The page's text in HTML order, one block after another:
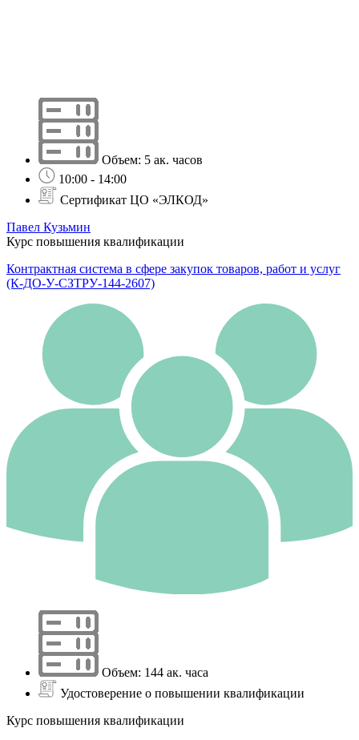
Объем: 5 ак. часов
10:00 - 14:00
Сертификат ЦО «ЭЛКОД»
Павел Кузьмин
Курс повышения квалификации
Контрактная система в сфере закупок товаров, работ и услуг
(К-ДО-У-СЗТРУ-144-2607)
Объем: 144 ак. часа
Удостоверение о повышении квалификации
Курс повышения квалификации